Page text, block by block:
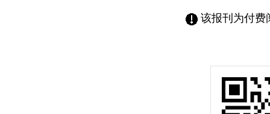
该报刊为付费